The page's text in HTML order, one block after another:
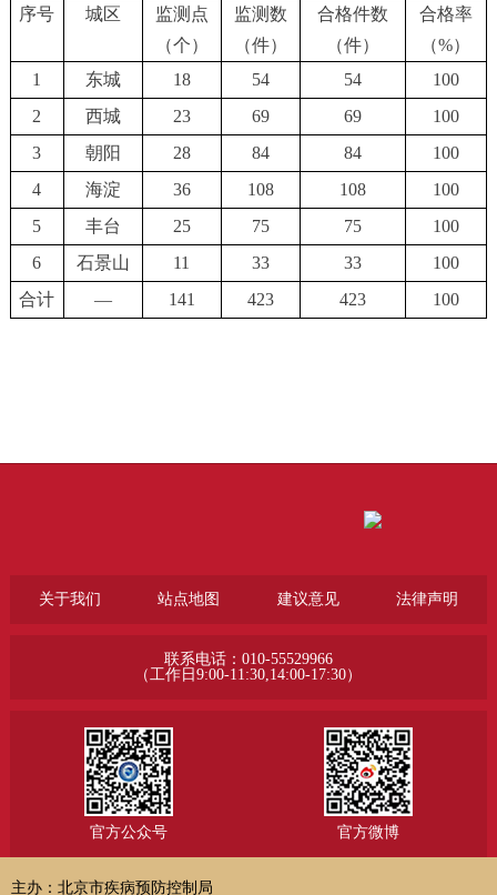
序号
城区
监测点
（个）
监测数
（件）
合格件数
（件）
合格率
（%）
1
东城 18 54 54
100
2
西城 23 69 69
100
3
朝阳 28 84 84
100
4
海淀 36 108 108
100
5
丰台 25 75 75
100
6
石景山 11 33 33
100
合计
— 141 423 423 100
关于我们 站点地图 建议意见 法律声明
联系电话：010-55529966
（工作日9:00-11:30,14:00-17:30）
官方公众号 官方微博
主办：北京市疾病预防控制局